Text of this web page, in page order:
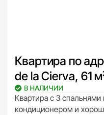
Квартира по
de la Cierva, 61
В НАЛИЧИИ
Квартира с 3
кондиционером и